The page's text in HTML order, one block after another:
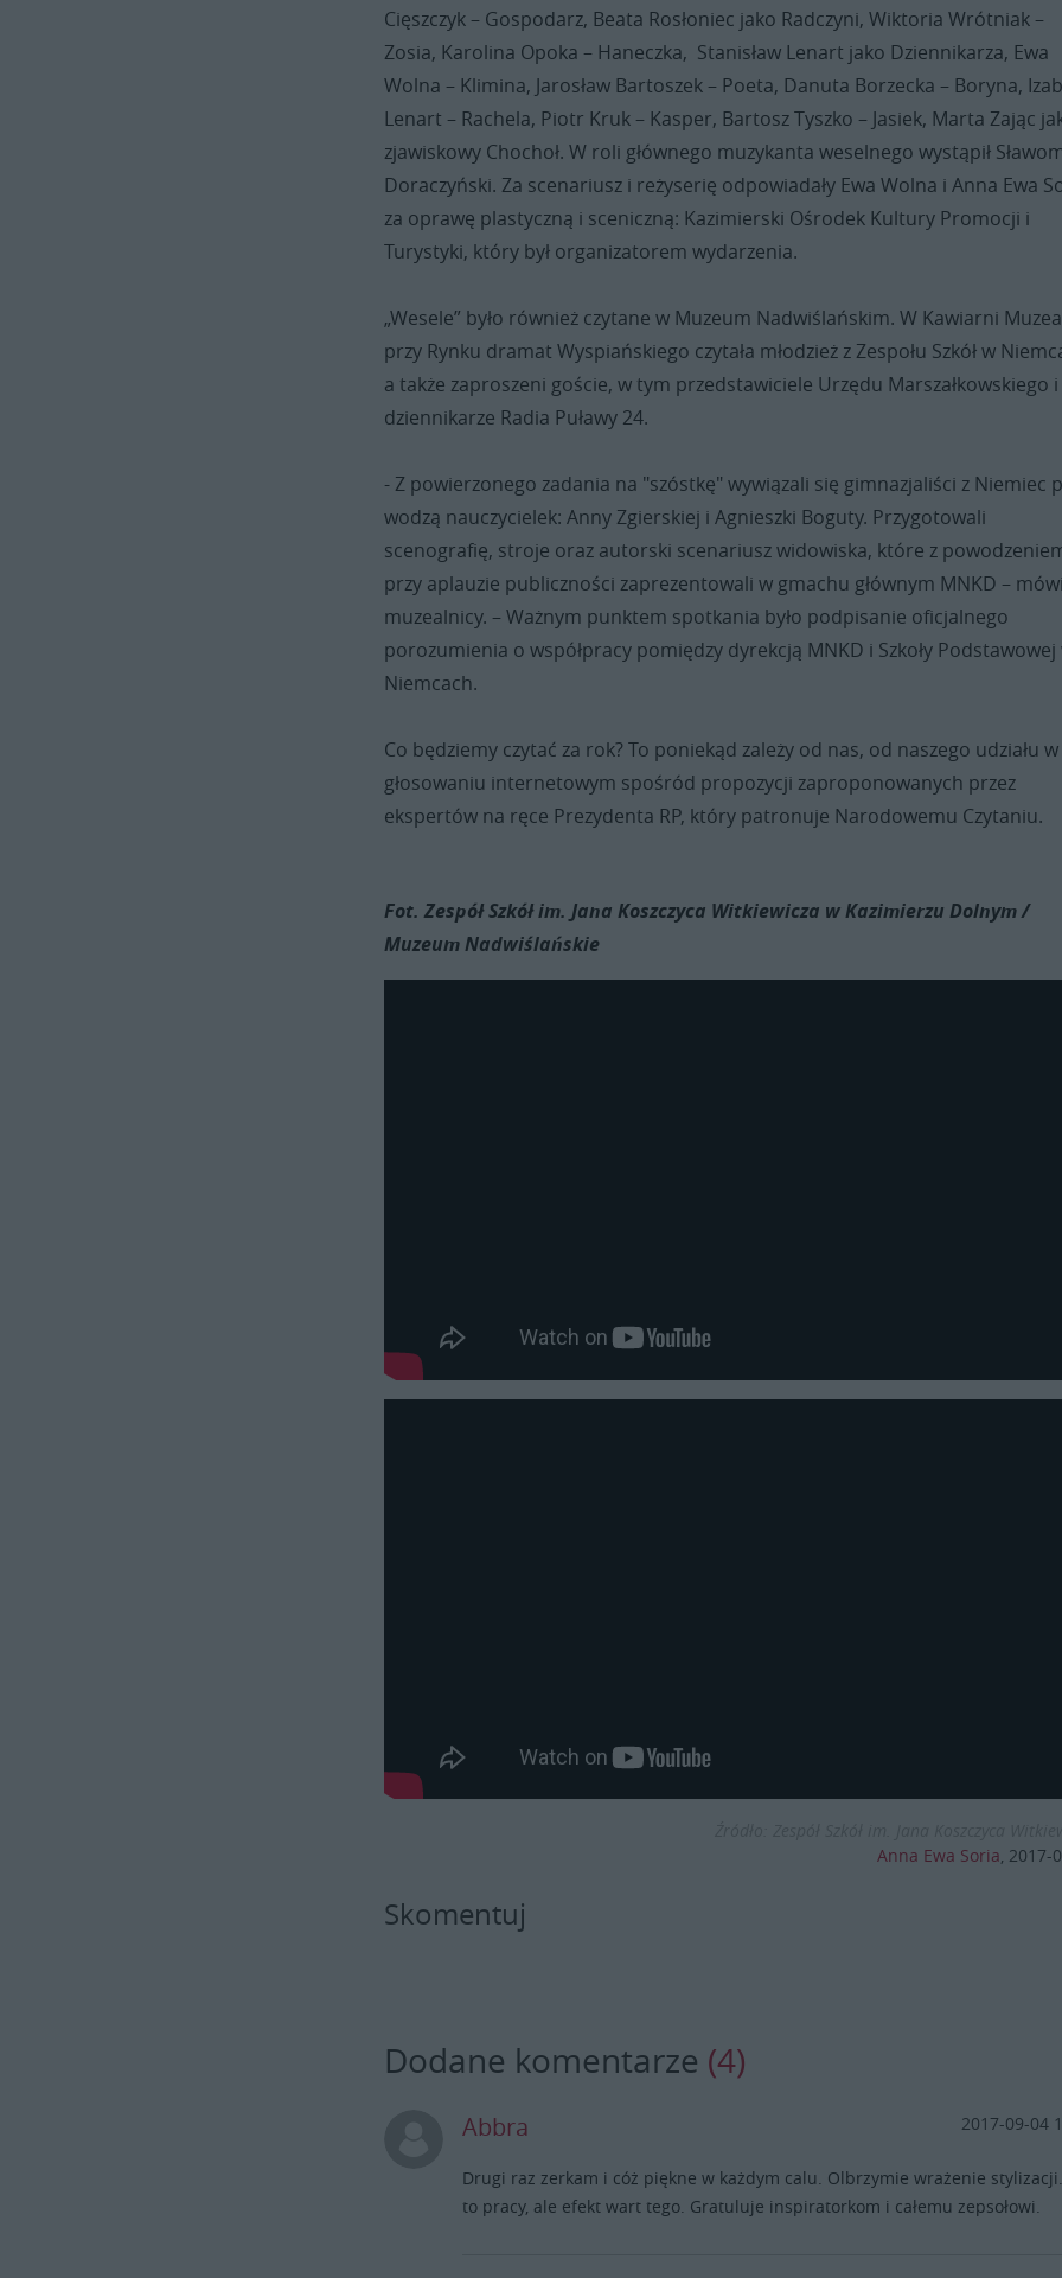
Cięszczyk – Gospodarz, Beata Rosłoniec jako Radczyni, Wiktoria Wrótniak –
Zosia, Karolina Opoka – Haneczka, Stanisław Lenart jako Dziennikarza, Ewa
Wolna – Klimina, Jarosław Bartoszek – Poeta, Danuta Borzecka – Boryna,
Lenart – Rachela, Piotr Kruk – Kasper, Bartosz Tyszko – Jasiek, Marta Zając
zjawiskowy Chochoł. W roli głównego muzykanta weselnego wystąpił
Doraczyński. Za scenariusz i reżyserię odpowiadały Ewa Wolna i Anna Ewa
za oprawę plastyczną i sceniczną: Kazimierski Ośrodek Kultury Promocji i
Turystyki, który był organizatorem wydarzenia.
„Wesele” było również czytane w Muzeum Nadwiślańskim. W Kawiarni
przy Rynku dramat Wyspiańskiego czytała młodzież z Zespołu Szkół w
a także zaproszeni goście, w tym przedstawiciele Urzędu Marszałkowskiego i
dziennikarze Radia Puławy 24.
- Z powierzonego zadania na "szóstkę" wywiązali się gimnazjaliści z Niemiec
wodzą nauczycielek: Anny Zgierskiej i Agnieszki Boguty. Przygotowali
scenografię, stroje oraz autorski scenariusz widowiska, które z
przy aplauzie publiczności zaprezentowali w gmachu głównym MNKD –
muzealnicy. – Ważnym punktem spotkania było podpisanie oficjalnego
porozumienia o współpracy pomiędzy dyrekcją MNKD i Szkoły Podstawowej
Niemcach.
Co będziemy czytać za rok? To poniekąd zależy od nas, od naszego udziału w
głosowaniu internetowym spośród propozycji zaproponowanych przez
ekspertów na ręce Prezydenta RP, który patronuje Narodowemu Czytaniu.
Fot. Zespół Szkół im. Jana Koszczyca Witkiewicza w Kazimierzu Dolnym /
Muzeum Nadwiślańskie
Anna Ewa Soria, 2017-
Skomentuj
Dodane komentarze (4)
Abbra 2017-09-04
Drugi raz zerkam i cóż piękne w każdym calu. Olbrzymie wrażenie
to pracy, ale efekt wart tego. Gratuluje inspiratorkom i całemu zepsołowi.